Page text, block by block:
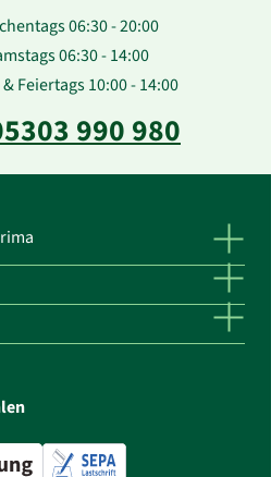
06:30 - 20:00
06:30 - 14:00
Feiertags 10:00 - 14:00
990 980